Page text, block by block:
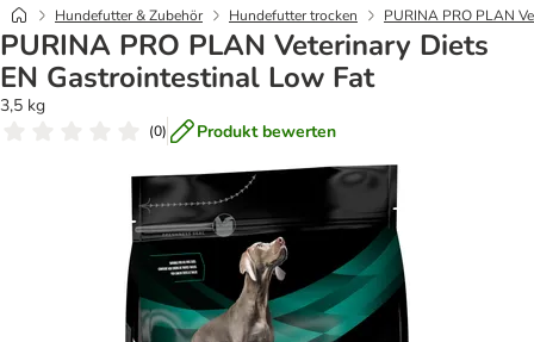
Hundefutter & Zubehör Hundefutter trocken PURINA PRO PLAN
PURINA PRO PLAN Veterinary Diets
EN Gastrointestinal Low Fat
3,5 kg
(0) Produkt bewerten